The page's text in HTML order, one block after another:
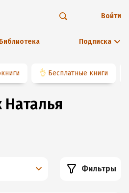
Библиотека Подписка
Войти
👌 Бесплатные книги
Фильтры